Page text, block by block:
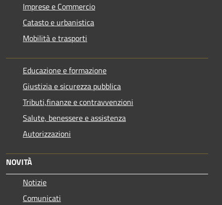
Imprese e Commercio
Catasto e urbanistica
Mobilità e trasporti
Educazione e formazione
Giustizia e sicurezza pubblica
Tributi,finanze e contravvenzioni
Salute, benessere e assistenza
Autorizzazioni
NOVITÀ
Notizie
Comunicati